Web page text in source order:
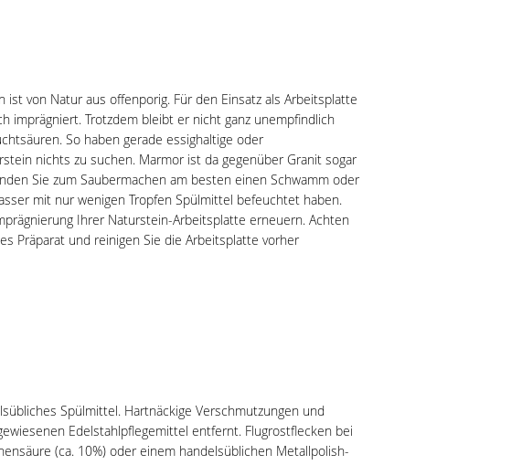
ist von Natur aus offenporig. Für den Einsatz als Arbeitsplatte
imprägniert. Trotzdem bleibt er nicht ganz unempfindlich
So haben gerade essighaltige oder
nichts zu suchen. Marmor ist da gegenüber Granit sogar
Sie zum Saubermachen am besten einen Schwamm oder
mit nur wenigen Tropfen Spülmittel befeuchtet haben.
Ihrer Naturstein-Arbeitsplatte erneuern. Achten
Präparat und reinigen Sie die Arbeitsplatte vorher
Spülmittel. Hartnäckige Verschmutzungen und
Edelstahlpflegemittel entfernt. Flugrostflecken bei
(ca. 10%) oder einem handelsüblichen Metallpolish-